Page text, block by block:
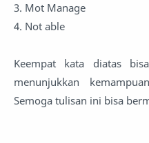
3. Mot Manage
4. Not able
Keempat kata diatas
menunjukkan
Semoga tulisan ini bisa